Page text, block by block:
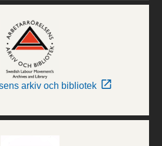
arkiv och bibliotek